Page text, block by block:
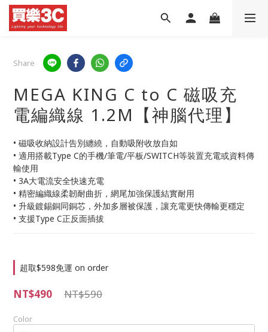
Share
MEGA KING C to C 磁吸充
電編織線 1.2M【神腦代理】
• 磁吸收納設計告別纏繞，自動吸附收放自如
• 適用搭載Type C的手機/筆電/平板/SWITCH等裝置充電或資料傳
輸使用
• 3A大電流安全快速充電
• 精密編織線柔韌耐曲折，網尾加強保護結實耐用
• 升級鍍錫銅同銅芯，外加多層被保護，讓充電更快傳輸更穩定
• 支援Type C正反面插拔
超取$598免運 on order
NT$590
NT$490
Color